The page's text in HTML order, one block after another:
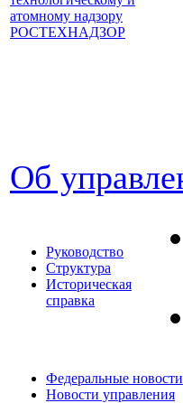
Об
Руководство
Структура
Историческая
справка
Федеральные новости
Новости управления